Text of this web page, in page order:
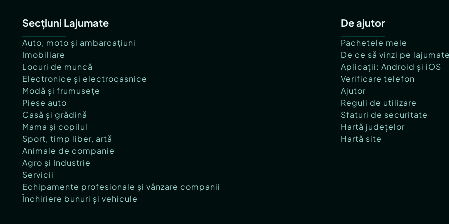
Secțiuni Lajumate
Auto, moto și ambarcațiuni
Imobiliare
Locuri de muncă
Electronice și electrocasnice
Modă și frumusețe
Piese auto
Casă și grădină
Mama și copilul
Sport, timp liber, artă
Animale de companie
Agro și Industrie
Servicii
Echipamente profesionale și vânzare companii
Închiriere bunuri și vehicule
De ajutor
Pachetele mele
De ce să vinzi pe
Aplicații: Android și iOS
Verificare telefon
Ajutor
Reguli de utilizare
Sfaturi de securitate
Hartă județelor
Hartă site